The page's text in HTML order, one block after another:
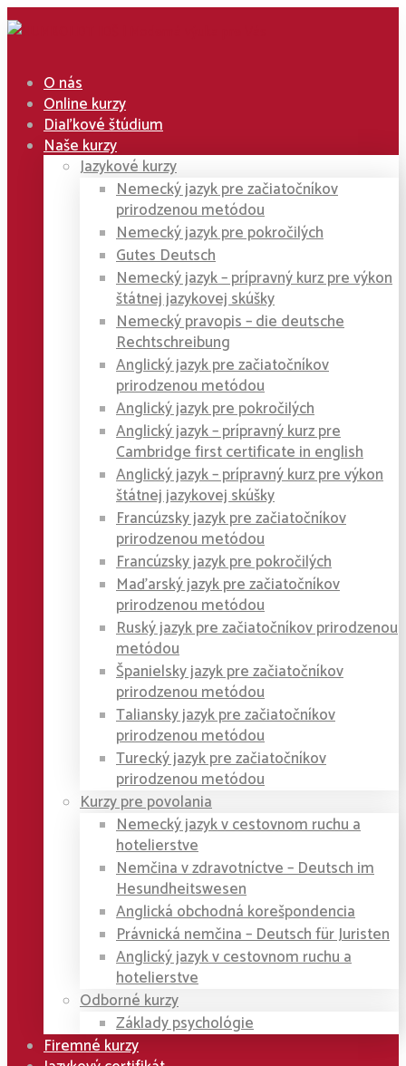
O nás
Online kurzy
Diaľkové štúdium
Naše kurzy
Jazykové kurzy
Nemecký jazyk pre začiatočníkov
prirodzenou metódou
Nemecký jazyk pre pokročilých
Gutes Deutsch
Nemecký jazyk – prípravný kurz pre výkon
štátnej jazykovej skúšky
Nemecký pravopis – die deutsche
Rechtschreibung
Anglický jazyk pre začiatočníkov
prirodzenou metódou
Anglický jazyk pre pokročilých
Anglický jazyk – prípravný kurz pre
Cambridge first certificate in english
Anglický jazyk – prípravný kurz pre výkon
štátnej jazykovej skúšky
Francúzsky jazyk pre začiatočníkov
prirodzenou metódou
Francúzsky jazyk pre pokročilých
Maďarský jazyk pre začiatočníkov
prirodzenou metódou
Ruský jazyk pre začiatočníkov prirodzenou
metódou
Španielsky jazyk pre začiatočníkov
prirodzenou metódou
Taliansky jazyk pre začiatočníkov
prirodzenou metódou
Turecký jazyk pre začiatočníkov
prirodzenou metódou
Kurzy pre povolania
Nemecký jazyk v cestovnom ruchu a
hotelierstve
Nemčina v zdravotníctve – Deutsch im
Hesundheitswesen
Anglická obchodná korešpondencia
Právnická nemčina – Deutsch für Juristen
Anglický jazyk v cestovnom ruchu a
hotelierstve
Odborné kurzy
Základy psychológie
Firemné kurzy